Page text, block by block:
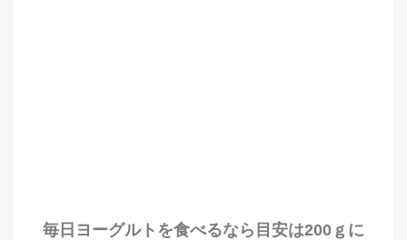
毎日ヨーグルトを食べるなら目安は200ｇに